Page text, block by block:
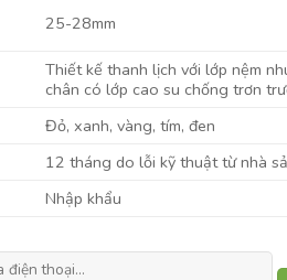
25-28mm
Thiết kế thanh lịch với lớp nệm
chân có lớp cao su chống trơn
Đỏ, xanh, vàng, tím, đen
12 tháng do lỗi kỹ thuật từ nhà
Nhập khẩu